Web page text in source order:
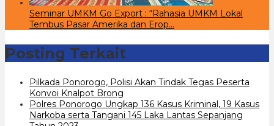
Seminar UMKM Go Export : “Rahasia UMKM Lokal
Tembus Pasar Amerika dan Erop…
Posting Terkait
Pilkada Ponorogo, Polisi Akan Tindak Tegas Peserta
Konvoi Knalpot Brong
Polres Ponorogo Ungkap 136 Kasus Kriminal, 19 Kasus
Narkoba serta Tangani 145 Laka Lantas Sepanjang